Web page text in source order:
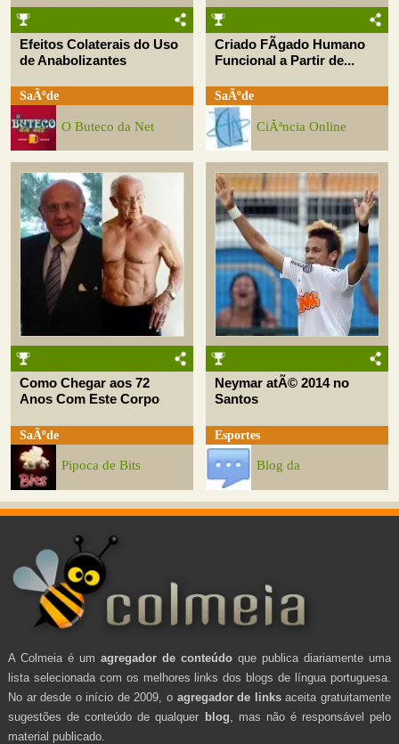
Efeitos Colaterais do Uso
de Anabolizantes
SaÃºde
O Buteco da Net
Criado FÃ­gado Humano
Funcional a Partir de...
SaÃºde
CiÃªncia Online
Como Chegar aos 72
Anos Com Este Corpo
SaÃºde
Pipoca de Bits
Neymar atÃ© 2014 no
Santos
Esportes
Blog da
A Colmeia é um agregador de conteúdo que publica diariamente uma
lista selecionada com os melhores links dos blogs de língua portuguesa.
No ar desde o início de 2009, o agregador de linksaceita gratuitamente
sugestões de conteúdo de qualquer blog , mas não é responsável pelo
material publicado.